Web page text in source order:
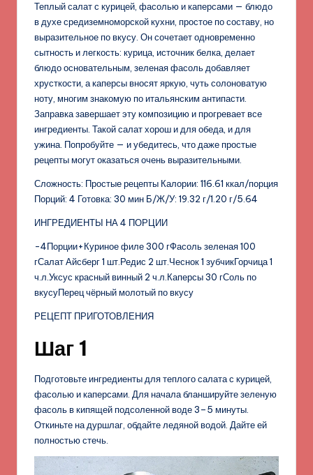
Теплый салат с курицей, фасолью и каперсами — блюдо
в духе средиземноморской кухни, простое по составу, но
выразительное по вкусу. Он сочетает одновременно
сытность и легкость: курица, источник белка, делает
блюдо основательным, зеленая фасоль добавляет
хрусткости, а каперсы вносят яркую, чуть солоноватую
ноту, многим знакомую по итальянским антипасти.
Заправка завершает эту композицию и прогревает все
ингредиенты. Такой салат хорош и для обеда, и для
ужина. Попробуйте — и убедитесь, что даже простые
рецепты могут оказаться очень выразительными.
Сложность: Простые рецепты Калории: 116.61 ккал/порция
Порций: 4 Готовка: 30 мин Б/Ж/У: 19.32 г/1.20 г/5.64
ИНГРЕДИЕНТЫ НА 4 ПОРЦИИ
-4Порции+Куриное филе 300 гФасоль зеленая 100
гСалат Айсберг 1 шт.Редис 2 шт.Чеснок 1 зубчикГорчица 1
ч.л.Уксус красный винный 2 ч.л.Каперсы 30 гСоль по
вкусуПерец чёрный молотый по вкусу
РЕЦЕПТ ПРИГОТОВЛЕНИЯ
Шаг 1
Подготовьте ингредиенты для теплого салата с курицей,
фасолью и каперсами. Для начала бланшируйте зеленую
фасоль в кипящей подсоленной воде 3–5 минуты.
Откиньте на дуршлаг, обдайте ледяной водой. Дайте ей
полностью стечь.